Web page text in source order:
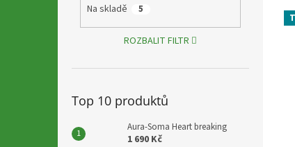
Na skladě 5
ROZBALIT FILTR
Top 10 produktů
Aura-Soma Heart breaking
1 690 Kč
nV